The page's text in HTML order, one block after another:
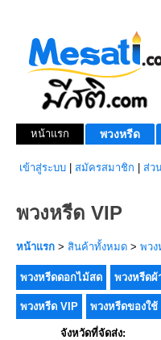
หน้าแรก พวงหรีด
เข้าสู่ระบบ สมัครสมาชิก ส่ว
พวงหรีด VIP
หน้าแรก > สินค้าทั้งหมด > พวง
พวงหรีดดอกไม้สด พวงหรีดผ้
พวงหรีด VIP พวงหรีดของใช้
จังหวัดที่จัดส่ง: